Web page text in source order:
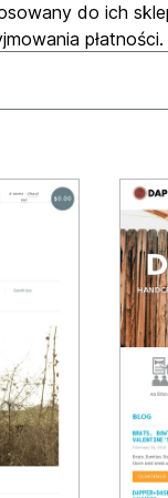
do ich
płatności.